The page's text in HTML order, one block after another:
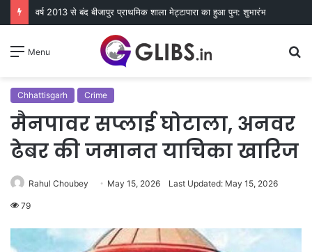
वर्ष 2013 से बंद बीजापुर प्राथमिक शाला मेट्टापारा का हुआ पुन: शुभारंभ
Menu
Chhattisgarh Crime
मैनपावर सप्लाई घोटाला, अनवर
ढेबर की जमानत याचिका खारिज
Rahul Choubey May 15, 2026 Last Updated: May 15, 2026
79